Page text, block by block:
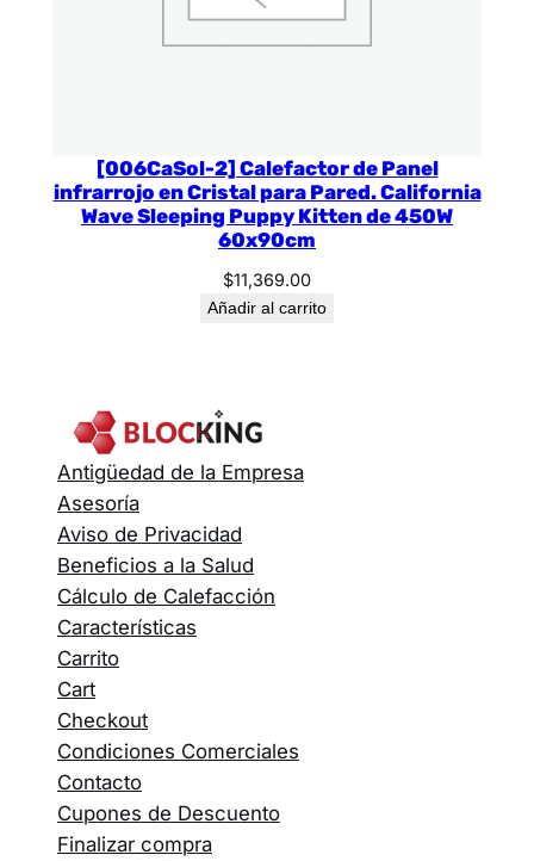
[006CaSol-2] Calefactor de Panel
infrarrojo en Cristal para Pared. California
Wave Sleeping Puppy Kitten de 450W
60x90cm
$11,369.00
Añadir al carrito
Antigüedad de la Empresa
Asesoría
Aviso de Privacidad
Beneficios a la Salud
Cálculo de Calefacción
Características
Carrito
Cart
Checkout
Condiciones Comerciales
Contacto
Cupones de Descuento
Finalizar compra